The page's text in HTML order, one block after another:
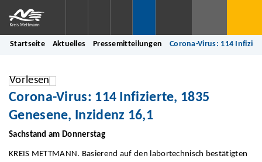
Startseite Aktuelles Pressemitteilungen Corona-Virus: 114
Vorlesen
Corona-Virus: 114 Infizierte, 1835
Genesene, Inzidenz 16,1
Sachstand am Donnerstag
KREIS METTMANN. Basierend auf den labortechnisch bestätigten